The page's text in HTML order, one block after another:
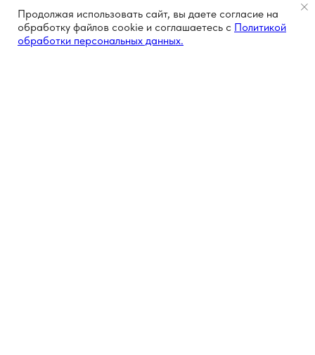
Продолжая использовать сайт, вы даете согласие на
обработку файлов cookie и соглашаетесь с Политикой
обработки персональных данных.